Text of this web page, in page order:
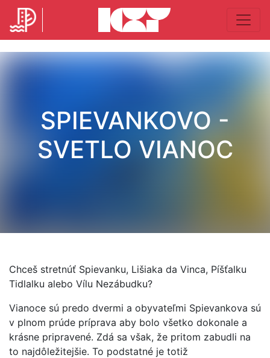
SPIEVANKOVO -
SVETLO VIANOC
Chceš stretnúť Spievanku, Lišiaka da Vinca, Píšťalku
Tidlalku alebo Vílu Nezábudku?
Vianoce sú predo dvermi a obyvateľmi Spievankova sú
v plnom prúde príprava aby bolo všetko dokonale a
krásne pripravené. Zdá sa však, že pritom zabudli na
to najdôležitejšie. To podstatné je totiž